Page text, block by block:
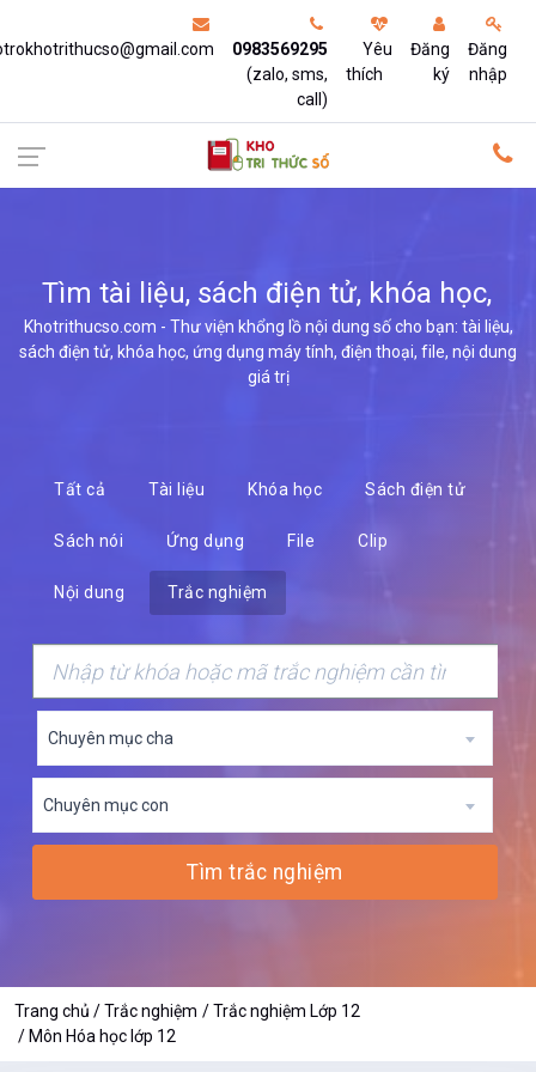
0983569295
(zalo, sms,
call)
Yêu
thích
Đăng
ký
Đăng
nhập
Tìm tài liệu, sách điện tử, khóa học,
ứng d
Khotrithucso.com - Thư viện khổng lồ nội dung số cho bạn: tài liệu,
Tất cả Tài liệu Khóa học Sách điện tử
Sách nói Ứng dụng File Clip
Nội dung Trắc nghiệm
Chuyên mục cha
Chuyên mục con
Tìm trắc nghiệm
Trang chủ Trắc nghiệm
Trắc nghiệm Lớp 12
Môn Hóa học lớp 12